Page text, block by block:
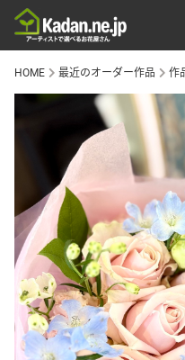
お花
おまか
最近
アーテ
届けた
会員メ
ログイ
HOME 最近のオーダー作品 作